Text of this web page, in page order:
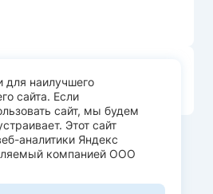
оптом, 2026
для наилучшего
сайта. Если
сайт, мы будем
Этот сайт
аналитики Яндекс
компанией ООО